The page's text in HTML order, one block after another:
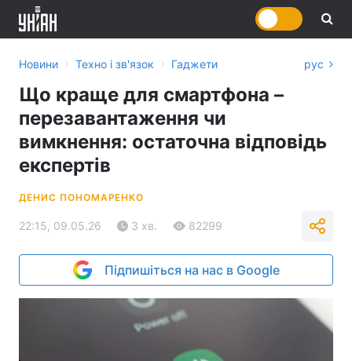
Новини › Техно і зв'язок › Гаджети рус
Що краще для смартфона –
перезавантаження чи
вимкнення: остаточна відповідь
експертів
ДЕНИС ПОНОМАРЕНКО
22:15, 09.05.26 3 хв. 82299
Підпишіться на нас в Google